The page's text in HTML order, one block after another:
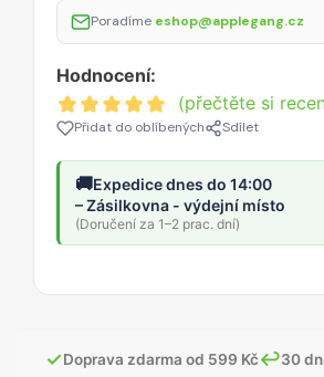
Poradíme eshop@applegang.cz
Hodnocení:
(přečtěte si
Přidat do oblíbených Sdílet
🚚Expedice dnes do 14:00
– Zásilkovna - výdejní místo
(Doručení za 1–2 prac. dní)
✓Doprava zdarma od 599 Kč↩30